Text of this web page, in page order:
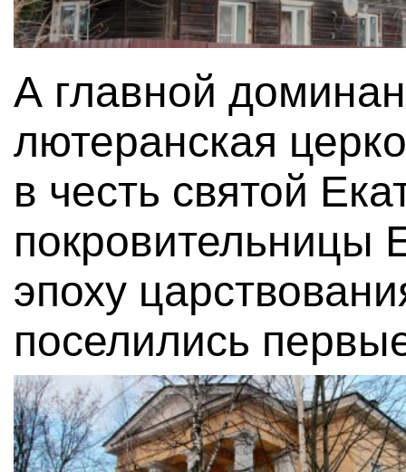
А главной
лютеранская
в честь святой
покровительницы
эпоху
поселились